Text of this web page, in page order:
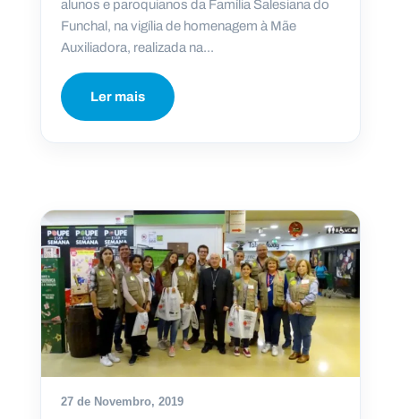
alunos e paroquianos da Família Salesiana do
Funchal, na vigília de homenagem à Mãe
Auxiliadora, realizada na...
Ler mais
27 de Novembro, 2019